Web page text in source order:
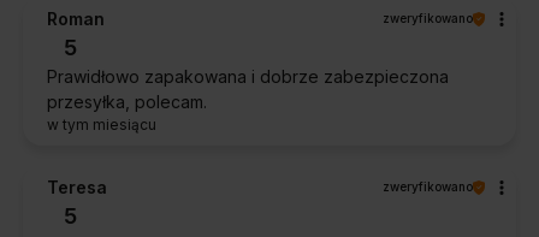
Roman zweryfikowano
5
Prawidłowo zapakowana i dobrze zabezpieczona
przesyłka, polecam.
w tym miesiącu
Teresa zweryfikowano
5